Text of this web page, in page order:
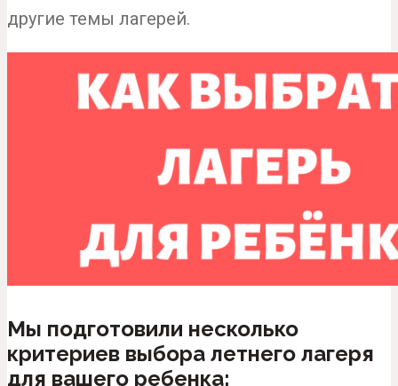
другие темы лагерей.
Мы подготовили несколько
критериев выбора летнего лагеря
для вашего ребенка: